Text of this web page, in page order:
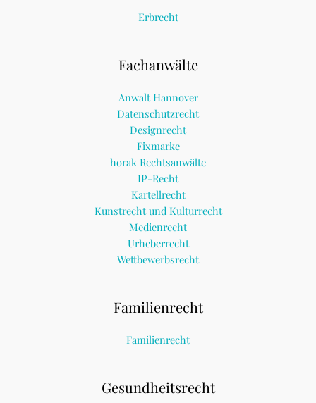
Erbrecht
Fachanwälte
Anwalt Hannover
Datenschutzrecht
Designrecht
Fixmarke
horak Rechtsanwälte
IP-Recht
Kartellrecht
Kunstrecht und Kulturrecht
Medienrecht
Urheberrecht
Wettbewerbsrecht
Familienrecht
Familienrecht
Gesundheitsrecht